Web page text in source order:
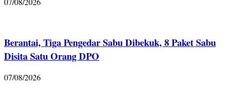
Berantai, Tiga Pengedar Sabu Dibekuk, 8 Paket Sabu
Disita Satu Orang DPO
07/08/2026